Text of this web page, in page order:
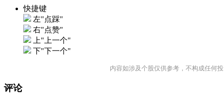
快捷键
左"点踩"
右"点赞"
上"上一个"
下"下一个"
内容如涉及个股仅供参考，不构成任何
评论